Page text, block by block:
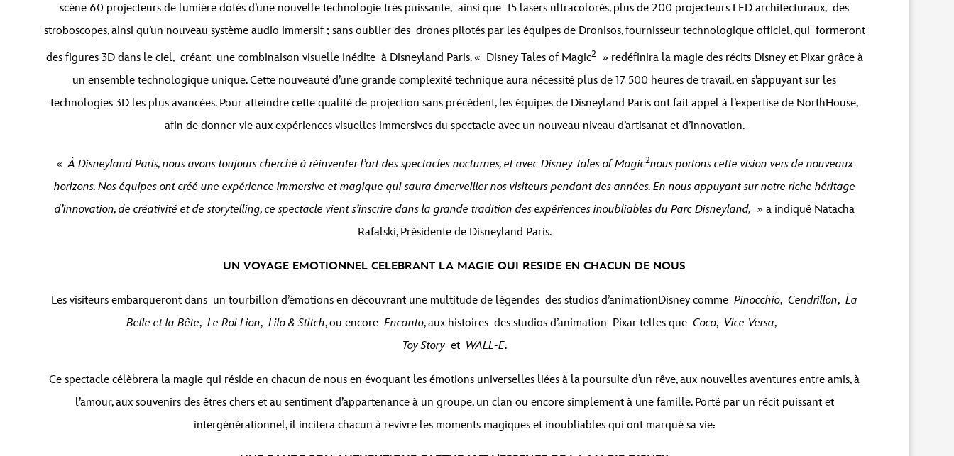
scène 60 projecteurs de lumière dotés d’une nouvelle technologie très puissante, ainsi que 15 lasers ultracolorés, plus de 200 projecteurs LED architecturaux, des
stroboscopes, ainsi qu’un nouveau système audio immersif ; sans oublier des drones pilotés par les équipes de Dronisos, fournisseur technologique officiel, qui formeront
des figures 3D dans le ciel, créant une combinaison visuelle inédite à Disneyland Paris. « Disney Tales of Magic2» redéfinira la magie des récits Disney et Pixar grâce à
un ensemble technologique unique. Cette nouveauté d’une grande complexité technique aura nécessité plus de 17 500 heures de travail, en s’appuyant sur les
technologies 3D les plus avancées. Pour atteindre cette qualité de projection sans précédent, les équipes de Disneyland Paris ont fait appel à l’expertise de NorthHouse,
afin de donner vie aux expériences visuelles immersives du spectacle avec un nouveau niveau d’artisanat et d’innovation.
«À Disneyland Paris, nous avons toujours cherché à réinventer l’art des spectacles nocturnes, et avec Disney Tales of Magic2nous portons cette vision vers de nouveaux
horizons. Nos équipes ont créé une expérience immersive et magique qui saura émerveiller nos visiteurs pendant des années. En nous appuyant sur notre riche héritage
d’innovation, de créativité et de storytelling, ce spectacle vient s’inscrire dans la grande tradition des expériences inoubliables du Parc Disneyland, » a indiqué Natacha
Rafalski, Présidente de Disneyland Paris.
UN VOYAGE EMOTIONNEL CELEBRANT LA MAGIE QUI RESIDE EN CHACUN DE NOUS
Les visiteurs embarqueront dans un tourbillon d’émotions en découvrant une multitude de légendes des studios d’animationDisney comme Pinocchio, Cendrillon, La
Belle et la Bête, Le Roi Lion, Lilo & Stitch, ou encore Encanto, aux histoires des studios d’animation Pixar telles que Coco, Vice-Versa,
Toy Story et WALL-E.
Ce spectacle célèbrera la magie qui réside en chacun de nous en évoquant les émotions universelles liées à la poursuite d’un rêve, aux nouvelles aventures entre amis, à
l’amour, aux souvenirs des êtres chers et au sentiment d’appartenance à un groupe, un clan ou encore simplement à une famille. Porté par un récit puissant et
intergénérationnel, il incitera chacun à revivre les moments magiques et inoubliables qui ont marqué sa vie.